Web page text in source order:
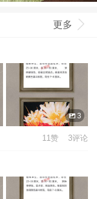
更多
3
11赞 3评论